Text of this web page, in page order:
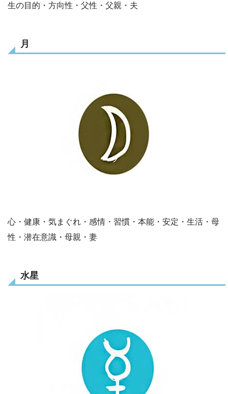
生の目的・方向性・父性・父親・夫
月
心・健康・気まぐれ・感情・習慣・本能・安定・生活・母
性・潜在意識・母親・妻
水星